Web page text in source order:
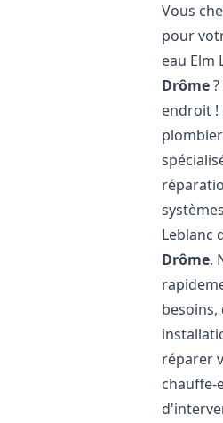
Vous
pour
eau Elm
Drôme
endroit !
Leblanc
Drôme.
réparer
chauffe-